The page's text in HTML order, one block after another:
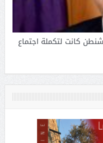
كانت لتكملة اجتماع